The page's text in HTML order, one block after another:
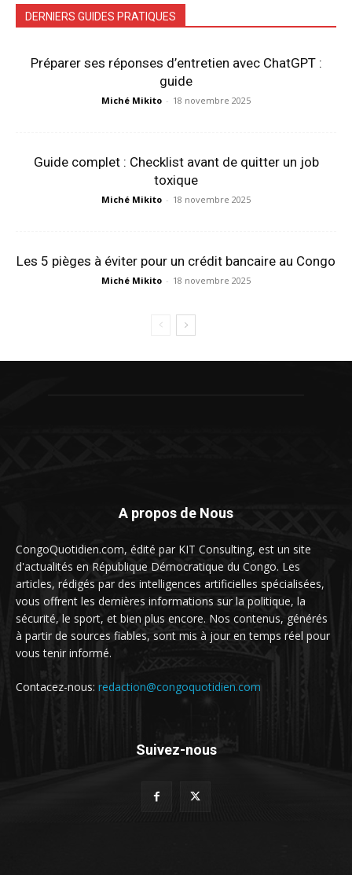
DERNIERS GUIDES PRATIQUES
Préparer ses réponses d’entretien avec ChatGPT :
guide
Miché Mikito - 18 novembre 2025
Guide complet : Checklist avant de quitter un job
toxique
Miché Mikito - 18 novembre 2025
Les 5 pièges à éviter pour un crédit bancaire au Congo
Miché Mikito - 18 novembre 2025
A propos de Nous
CongoQuotidien.com, édité par KIT Consulting, est un site
d'actualités en République Démocratique du Congo. Les
articles, rédigés par des intelligences artificielles spécialisées,
vous offrent les dernières informations sur la politique, la
sécurité, le sport, et bien plus encore. Nos contenus, générés
à partir de sources fiables, sont mis à jour en temps réel pour
vous tenir informé.
Contacez-nous: redaction@congoquotidien.com
Suivez-nous